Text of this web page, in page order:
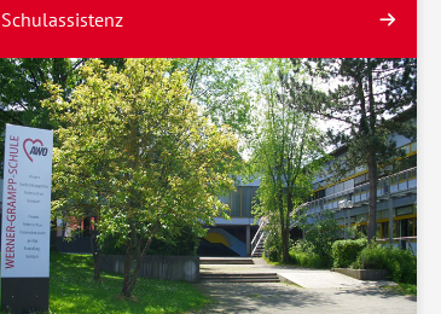
Schulassistenz